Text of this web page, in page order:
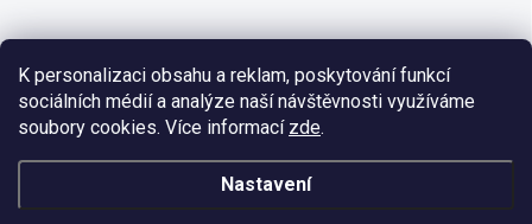
K personalizaci obsahu a reklam, poskytování funkcí
sociálních médií a analýze naší návštěvnosti využíváme
soubory cookies. Více informací zde.
Nastavení